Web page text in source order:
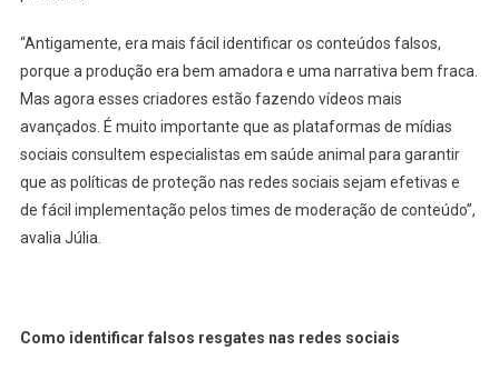
“Antigamente, era mais fácil identificar os conteúdos falsos,
porque a produção era bem amadora e uma narrativa bem fraca.
Mas agora esses criadores estão fazendo vídeos mais
avançados. É muito importante que as plataformas de mídias
sociais consultem especialistas em saúde animal para garantir
que as políticas de proteção nas redes sociais sejam efetivas e
de fácil implementação pelos times de moderação de conteúdo”,
avalia Júlia.
Como identificar falsos resgates nas redes sociais